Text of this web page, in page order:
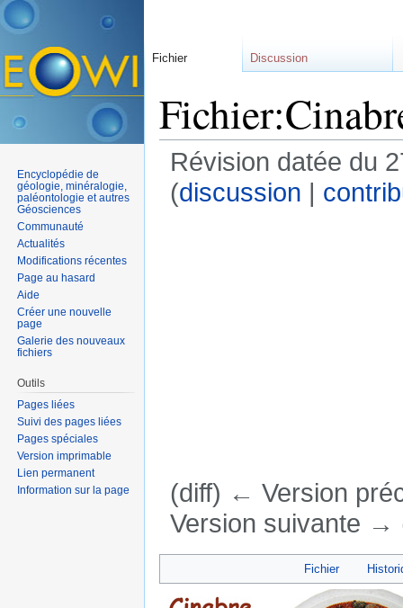
Révision datée du
(discussion |
(diff) ← Version
Version suivante →
Fichier
Fichier Discussion
Encyclopédie de
géologie, minéralogie,
paléontologie et autres
Géosciences
Communauté
Actualités
Modifications récentes
Page au hasard
Aide
Créer une nouvelle
page
Galerie des nouveaux
fichiers
Outils
Pages liées
Suivi des pages liées
Pages spéciales
Version imprimable
Lien permanent
Information sur la page